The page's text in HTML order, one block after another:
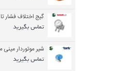
تماس بگیرید
تماس بگیرید